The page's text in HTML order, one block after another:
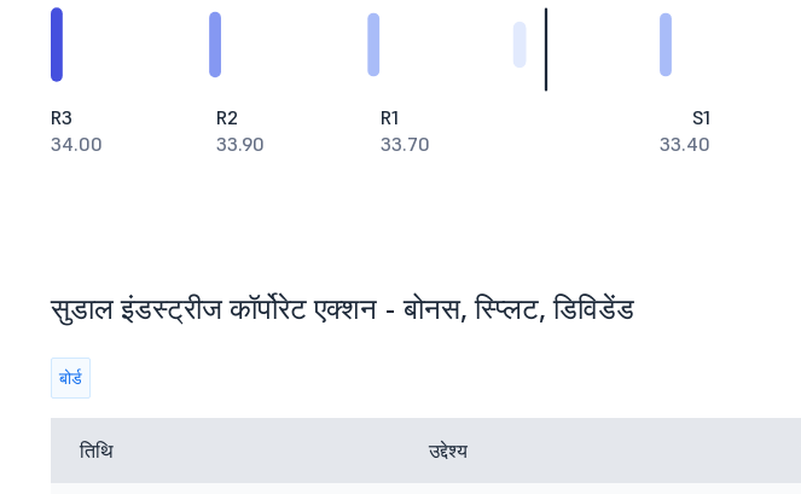
R3
34.00
R2
33.90
R1
33.70
S1
33.40
सुडाल इंडस्ट्रीज कॉर्पोरेट एक्शन - बोनस, स्प्लिट, डिविडेंड
बोर्ड
तिथि उद्देश्य